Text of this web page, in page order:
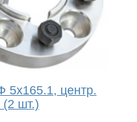
5x165.1, центр.
шт.)